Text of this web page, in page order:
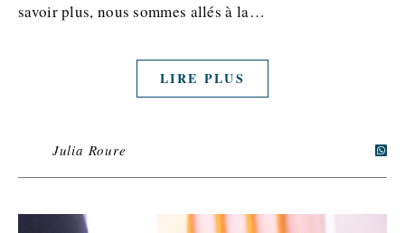
savoir plus, nous sommes allés à la…
LIRE PLUS
Julia Roure